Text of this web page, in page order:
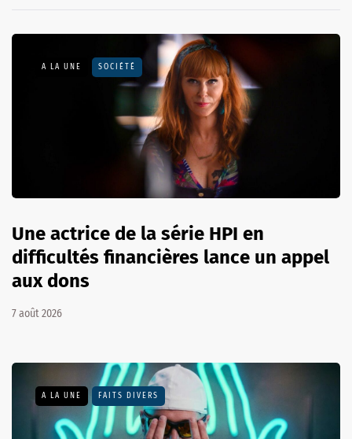
A LA UNE SOCIÉTÉ
Une actrice de la série HPI en
difficultés financières lance un appel
aux dons
7 août 2026
A LA UNE FAITS DIVERS